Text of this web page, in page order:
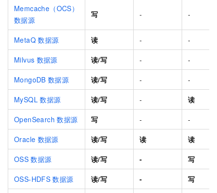
Memcache（OCS）
数据源
写 - -
MetaQ 数据源 读 - -
Milvus 数据源 读/写 - -
MongoDB 数据源 读/写 - -
MySQL 数据源 读/写 - 读
OpenSearch 数据源 写 - -
Oracle 数据源 读/写 读 读
OSS 数据源 读/写 - 写
OSS-HDFS 数据源 读/写 - 写